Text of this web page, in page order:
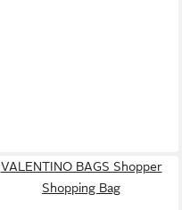
VALENTINO BAGS Shopper
Shopping Bag